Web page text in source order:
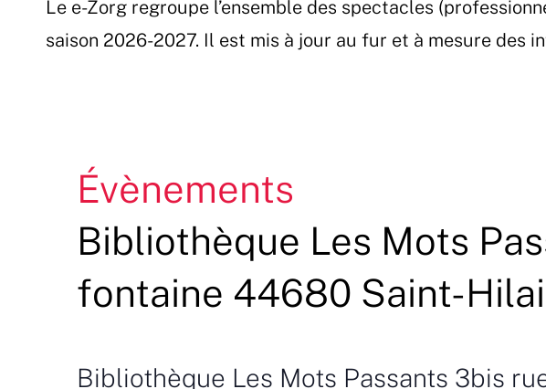
Le e-Zorg regroupe l’ensemble des spectacles
saison 2026-2027. Il est mis à jour au fur et à mesure des
Évènements
Bibliothèque Les Mots
fontaine 44680 Saint-
Bibliothèque Les Mots Passants 3bis